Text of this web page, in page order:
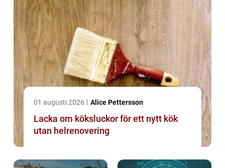
01 augusti 2026 Alice Pettersson
Lacka om köksluckor för ett nytt kök
utan helrenovering